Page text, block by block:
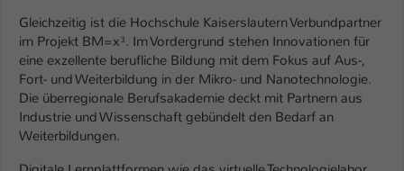
Gleichzeitig ist die Hochschule Kaiserslautern Verbundpartner
im Projekt BM=x³. Im Vordergrund stehen Innovationen für
eine exzellente berufliche Bildung mit dem Fokus auf Aus-,
Fort- und Weiterbildung in der Mikro- und Nanotechnologie.
Die überregionale Berufsakademie deckt mit Partnern aus
Industrie und Wissenschaft gebündelt den Bedarf an
Weiterbildungen.